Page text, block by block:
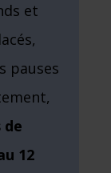
et
pauses
de
12